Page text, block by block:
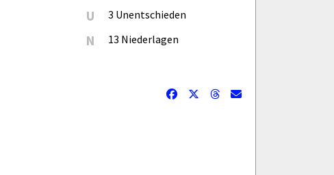
U 3 Unentschieden
N 13 Niederlagen